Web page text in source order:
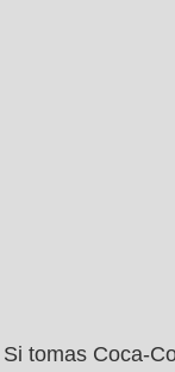
Si tomas Coca-